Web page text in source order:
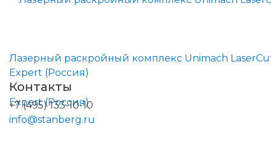
Лазерный раскройный комплекс Unimach
Expert (Россия)
Контакты
+7 (495) 133-10-10
info@stanberg.ru